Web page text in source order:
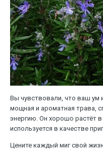
Вы чувствовали, что ваш ум
мощная и ароматная трава,
энергию. Он хорошо растёт
используется в качестве
Цените каждый миг свой